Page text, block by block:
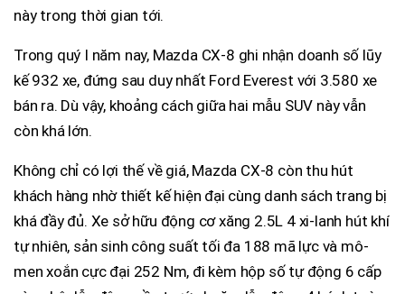
này trong thời gian tới.
Trong quý I năm nay, Mazda CX-8 ghi nhận doanh số lũy
kế 932 xe, đứng sau duy nhất Ford Everest với 3.580 xe
bán ra. Dù vậy, khoảng cách giữa hai mẫu SUV này vẫn
còn khá lớn.
Không chỉ có lợi thế về giá, Mazda CX-8 còn thu hút
khách hàng nhờ thiết kế hiện đại cùng danh sách trang bị
khá đầy đủ. Xe sở hữu động cơ xăng 2.5L 4 xi-lanh hút khí
tự nhiên, sản sinh công suất tối đa 188 mã lực và mô-
men xoắn cực đại 252 Nm, đi kèm hộp số tự động 6 cấp